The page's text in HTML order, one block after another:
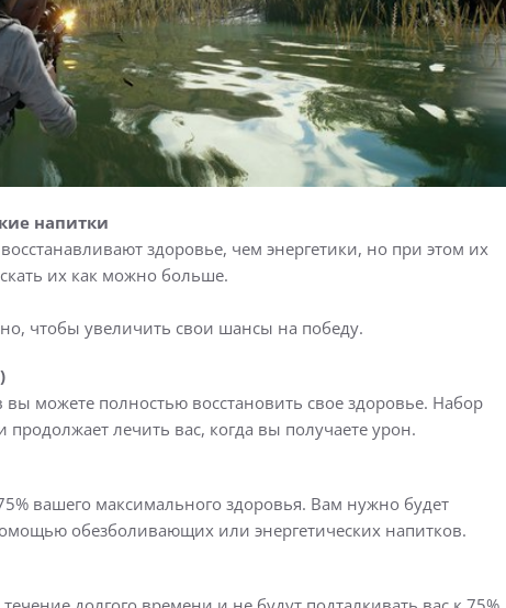
напитки
здоровье, чем энергетики, но при этом их
их как можно больше.
чтобы увеличить свои шансы на победу.
можете полностью восстановить свое здоровье. Набор
продолжает лечить вас, когда вы получаете урон.
вашего максимального здоровья. Вам нужно будет
обезболивающих или энергетических напитков.